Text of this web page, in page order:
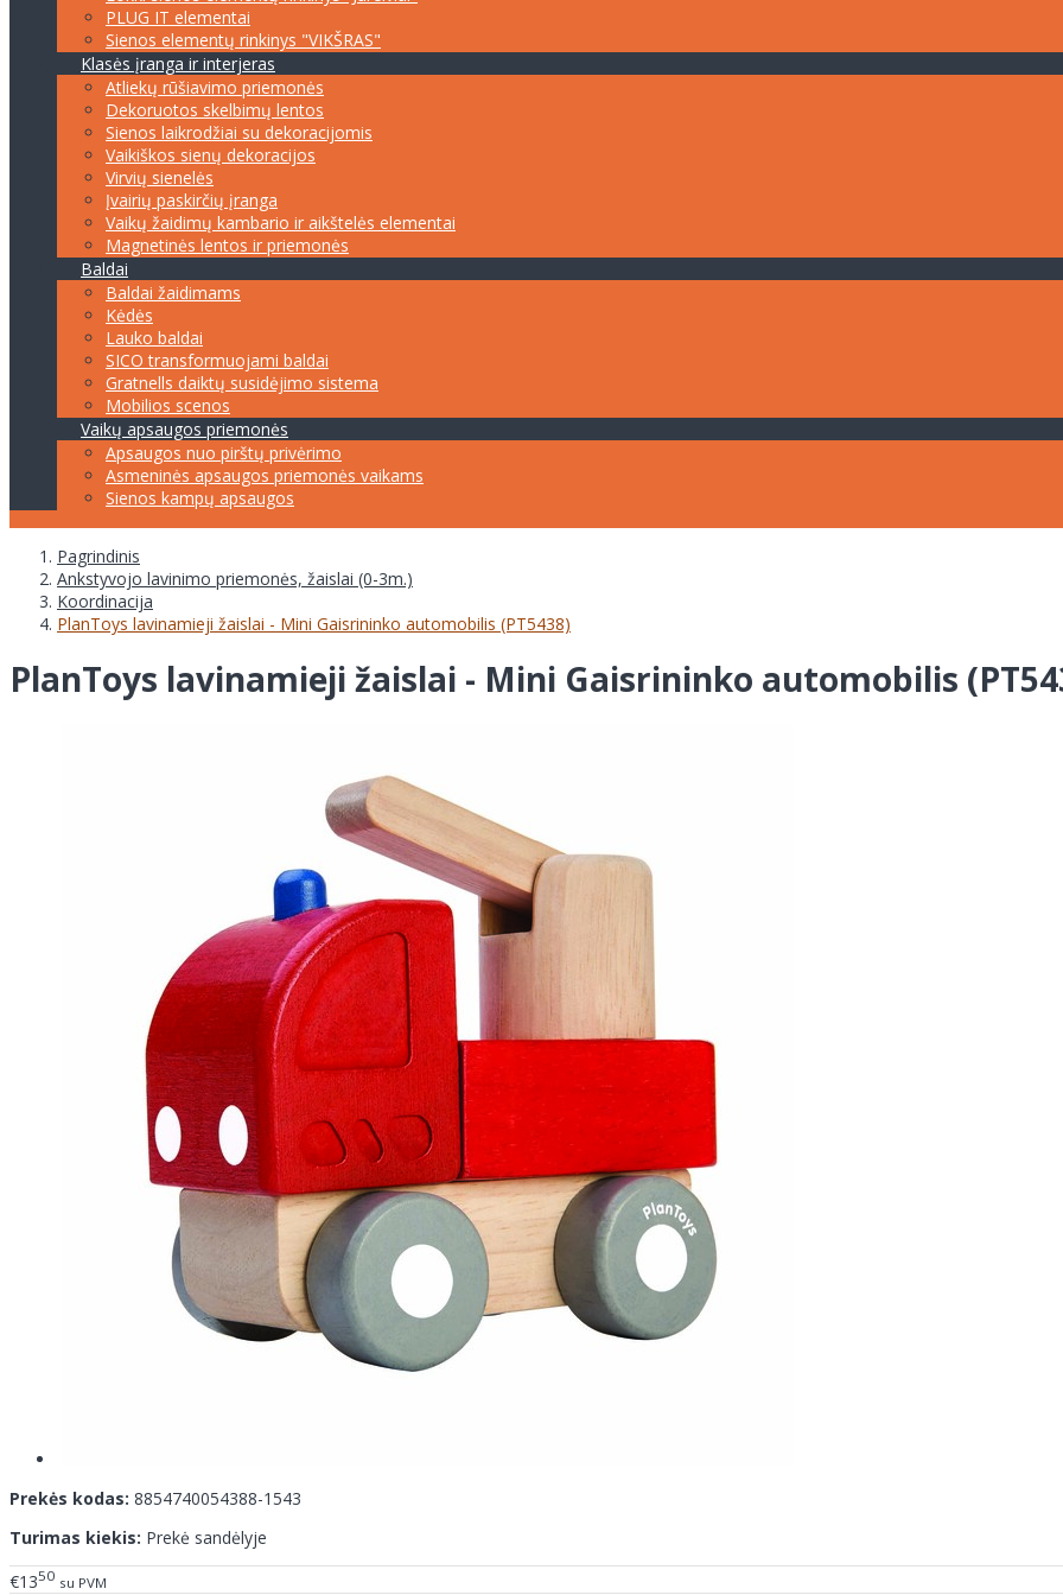
PLUG IT elementai
Sienos elementų rinkinys "VIKŠRAS"
Klasės įranga ir interjeras
Atliekų rūšiavimo priemonės
Dekoruotos skelbimų lentos
Sienos laikrodžiai su dekoracijomis
Vaikiškos sienų dekoracijos
Virvių sienelės
Įvairių paskirčių įranga
Vaikų žaidimų kambario ir aikštelės elementai
Magnetinės lentos ir priemonės
Baldai
Baldai žaidimams
Kėdės
Lauko baldai
SICO transformuojami baldai
Gratnells daiktų susidėjimo sistema
Mobilios scenos
Vaikų apsaugos priemonės
Apsaugos nuo pirštų privėrimo
Asmeninės apsaugos priemonės vaikams
Sienos kampų apsaugos
Pagrindinis
Ankstyvojo lavinimo priemonės, žaislai (0-3m.)
Koordinacija
PlanToys lavinamieji žaislai - Mini Gaisrininko automobilis (PT5438)
PlanToys lavinamieji žaislai - Mini Gaisrininko automobilis
Prekės kodas: 8854740054388-1543
Turimas kiekis: Prekė sandėlyje
€1350 su PVM